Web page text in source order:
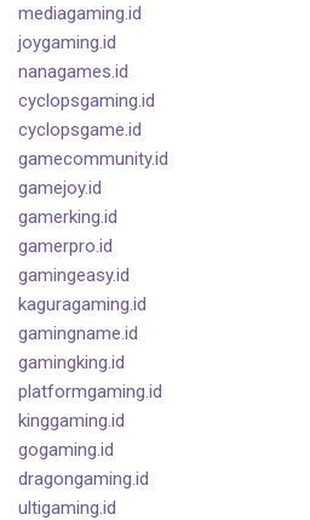
mediagaming.id
joygaming.id
nanagames.id
cyclopsgaming.id
cyclopsgame.id
gamecommunity.id
gamejoy.id
gamerking.id
gamerpro.id
gamingeasy.id
kaguragaming.id
gamingname.id
gamingking.id
platformgaming.id
kinggaming.id
gogaming.id
dragongaming.id
ultigaming.id